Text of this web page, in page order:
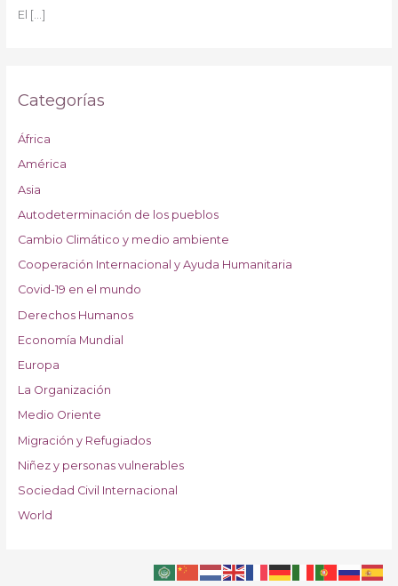
El […]
Categorías
África
América
Asia
Autodeterminación de los pueblos
Cambio Climático y medio ambiente
Cooperación Internacional y Ayuda Humanitaria
Covid-19 en el mundo
Derechos Humanos
Economía Mundial
Europa
La Organización
Medio Oriente
Migración y Refugiados
Niñez y personas vulnerables
Sociedad Civil Internacional
World